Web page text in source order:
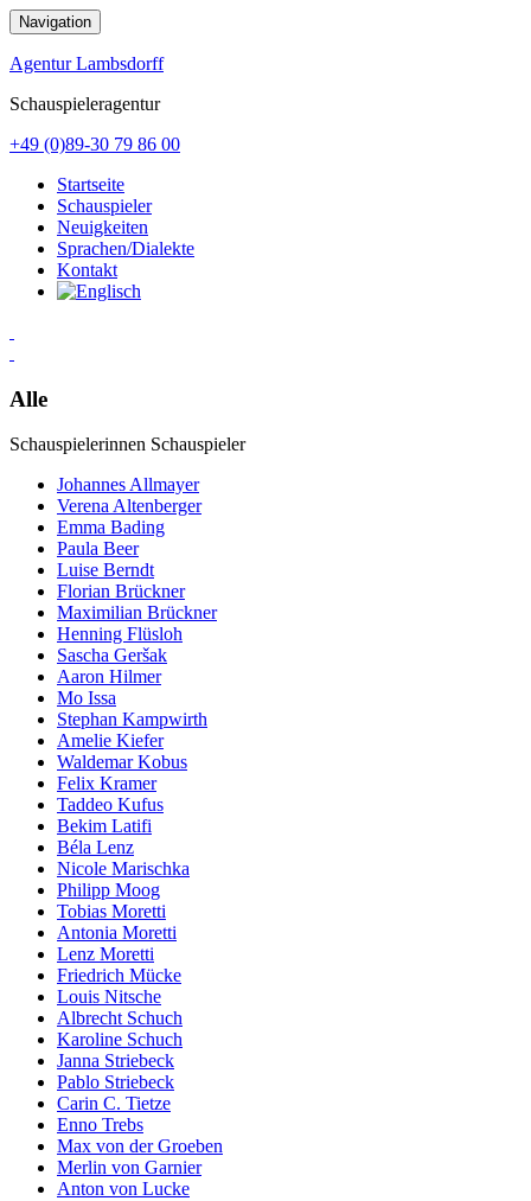
Zum
Inhalt
springen
Navigation
Agentur Lambsdorff
Schauspieleragentur
+49 (0)89-30 79 86 00
Startseite
Schauspieler
Neuigkeiten
Sprachen/Dialekte
Kontakt
Alle
Schauspielerinnen Schauspieler
Johannes Allmayer
Verena Altenberger
Emma Bading
Paula Beer
Luise Berndt
Florian Brückner
Maximilian Brückner
Henning Flüsloh
Sascha Geršak
Aaron Hilmer
Mo Issa
Stephan Kampwirth
Amelie Kiefer
Waldemar Kobus
Felix Kramer
Taddeo Kufus
Bekim Latifi
Béla Lenz
Nicole Marischka
Philipp Moog
Tobias Moretti
Antonia Moretti
Lenz Moretti
Friedrich Mücke
Louis Nitsche
Albrecht Schuch
Karoline Schuch
Janna Striebeck
Pablo Striebeck
Carin C. Tietze
Enno Trebs
Max von der Groeben
Merlin von Garnier
Anton von Lucke